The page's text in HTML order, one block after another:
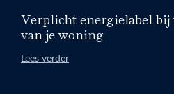
Verplicht energielabel
van je woning
Lees verder